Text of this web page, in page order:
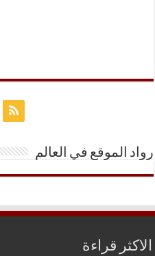
رواد الموقع في العالم
الاكثر قراءة